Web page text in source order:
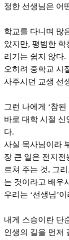
정한 선생님은 어
학교를 다니며 많
았지만, 평범한 학
리기는 쉽지 않다.
오히려 중학교 시
사주시던 교생 선
그런 나에게 ‘참
바로 대학 시절 신
다.
사실 목사님이라
장 큰 일은 전지
르쳐 주는 것, 그
는 것이라고 배우
우리는 ‘선생님’
내게 스승이란 단
인생의 길을 먼저